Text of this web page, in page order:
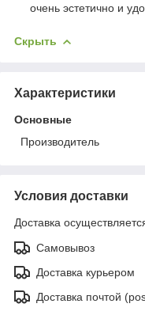
очень эстетично и
Скрыть
Характеристики
Основные
Производитель
Условия доставки
Доставка
Самовывоз
Доставка курьером
Доставка почтой